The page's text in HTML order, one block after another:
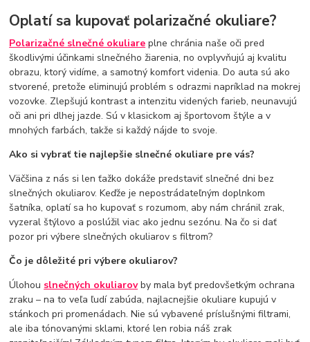
Oplatí sa kupovať polarizačné okuliare?
Polarizačné slnečné okuliare plne chránia naše oči pred
škodlivými účinkami slnečného žiarenia, no ovplyvňujú aj kvalitu
obrazu, ktorý vidíme, a samotný komfort videnia. Do auta sú ako
stvorené, pretože eliminujú problém s odrazmi napríklad na mokrej
vozovke. Zlepšujú kontrast a intenzitu videných farieb, neunavujú
oči ani pri dlhej jazde. Sú v klasickom aj športovom štýle a v
mnohých farbách, takže si každý nájde to svoje.
Ako si vybrať tie najlepšie slnečné okuliare pre vás?
Väčšina z nás si len ťažko dokáže predstaviť slnečné dni bez
slnečných okuliarov. Keďže je nepostrádateľným doplnkom
šatníka, oplatí sa ho kupovať s rozumom, aby nám chránil zrak,
vyzeral štýlovo a poslúžil viac ako jednu sezónu. Na čo si dať
pozor pri výbere slnečných okuliarov s filtrom?
Čo je dôležité pri výbere okuliarov?
Úlohou slnečných okuliarovby mala byť predovšetkým ochrana
zraku – na to veľa ľudí zabúda, najlacnejšie okuliare kupujú v
stánkoch pri promenádach. Nie sú vybavené príslušnými filtrami,
ale iba tónovanými sklami, ktoré len robia náš zrak